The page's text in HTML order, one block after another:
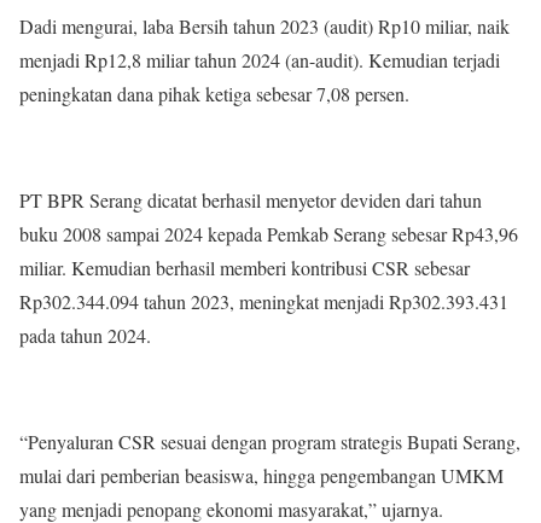
Dadi mengurai, laba Bersih tahun 2023 (audit) Rp10 miliar, naik
menjadi Rp12,8 miliar tahun 2024 (an-audit). Kemudian terjadi
peningkatan dana pihak ketiga sebesar 7,08 persen.
PT BPR Serang dicatat berhasil menyetor deviden dari tahun
buku 2008 sampai 2024 kepada Pemkab Serang sebesar Rp43,96
miliar. Kemudian berhasil memberi kontribusi CSR sebesar
Rp302.344.094 tahun 2023, meningkat menjadi Rp302.393.431
pada tahun 2024.
“Penyaluran CSR sesuai dengan program strategis Bupati Serang,
mulai dari pemberian beasiswa, hingga pengembangan UMKM
yang menjadi penopang ekonomi masyarakat,” ujarnya.